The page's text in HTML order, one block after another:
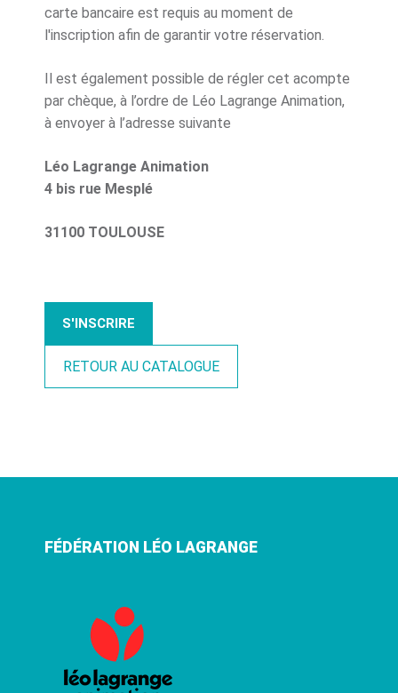
carte bancaire est requis au moment de
l'inscription afin de garantir votre réservation.
Il est également possible de régler cet acompte
par chèque, à l’ordre de Léo Lagrange Animation,
à envoyer à l’adresse suivante
Léo Lagrange Animation
4 bis rue Mesplé
31100 TOULOUSE
S'INSCRIRE
RETOUR AU CATALOGUE
FÉDÉRATION LÉO LAGRANGE